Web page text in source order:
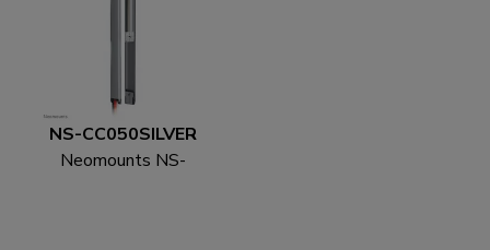
NS-CC050SILVER
Neomounts NS-